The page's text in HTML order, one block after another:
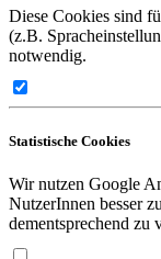
Diese Cookies sind
(z.B.
notwendig.
Statistische Cookies
Wir nutzen Google
NutzerInnen besser
dementsprechend zu